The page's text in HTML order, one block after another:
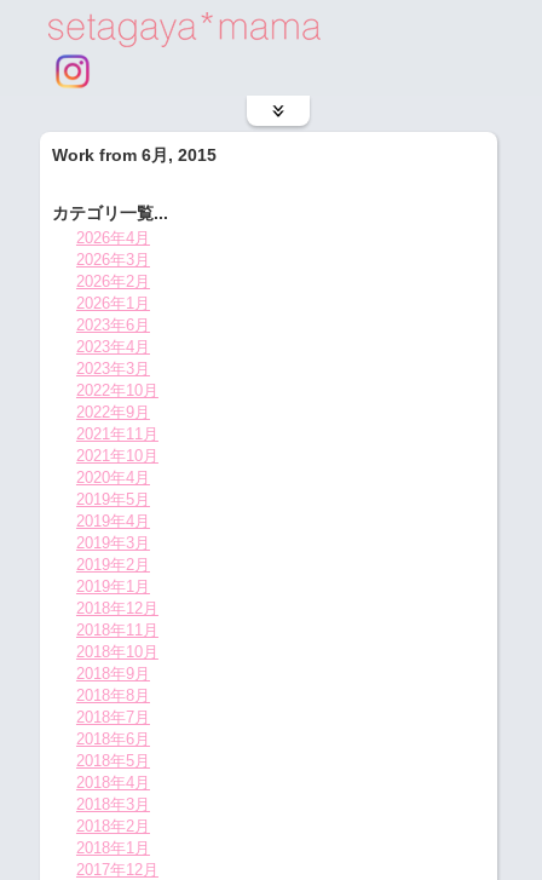
Work from 6月, 2015
カテゴリ一覧...
2026年4月
2026年3月
2026年2月
2026年1月
2023年6月
2023年4月
2023年3月
2022年10月
2022年9月
2021年11月
2021年10月
2020年4月
2019年5月
2019年4月
2019年3月
2019年2月
2019年1月
2018年12月
2018年11月
2018年10月
2018年9月
2018年8月
2018年7月
2018年6月
2018年5月
2018年4月
2018年3月
2018年2月
2018年1月
2017年12月